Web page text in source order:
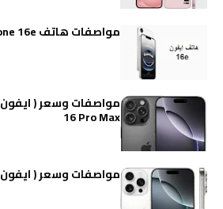
مواصفات هاتف iPhone 16e
16 Pro Max
مواصفات وسعر ( ايفون 16 برو ) iPhone 16 Pro